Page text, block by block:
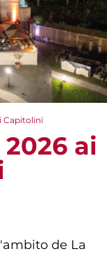
Capitolini
ai
de La